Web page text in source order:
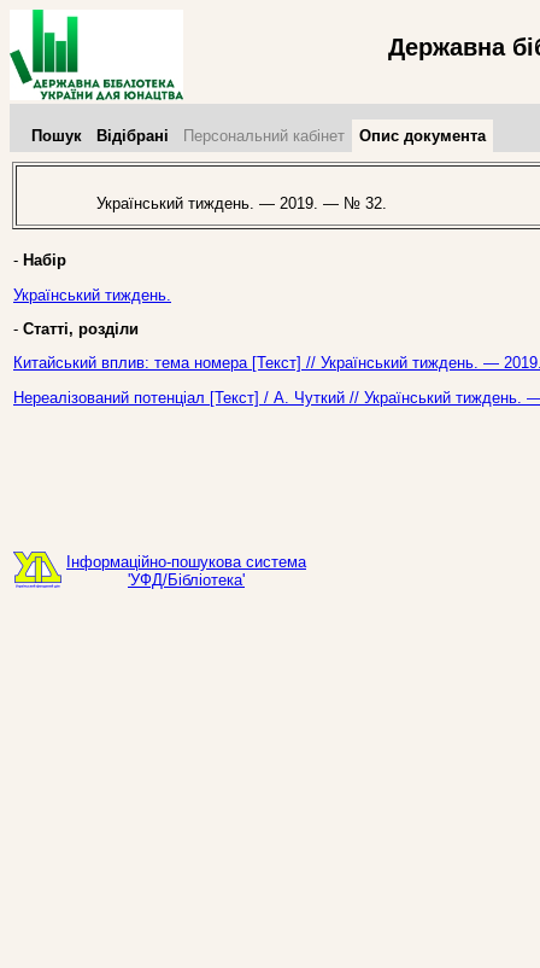
Державна
Пошук Відібрані Персональний кабінет Опис документа
Український тиждень. — 2019. — № 32.
- Набір
Український тиждень.
- Статті, розділи
Китайський вплив: тема номера [Текст] // Український тиждень. —
Нереалізований потенціал [Текст] / А. Чуткий // Український
Інформаційно-пошукова система
'УФД/Бібліотека'